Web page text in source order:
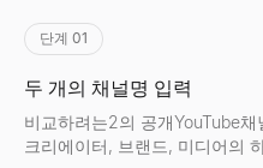
단계 01
두 개의 채널명 입력
비교하려는2의 공개YouTube
크리에이터, 브랜드, 미디어의